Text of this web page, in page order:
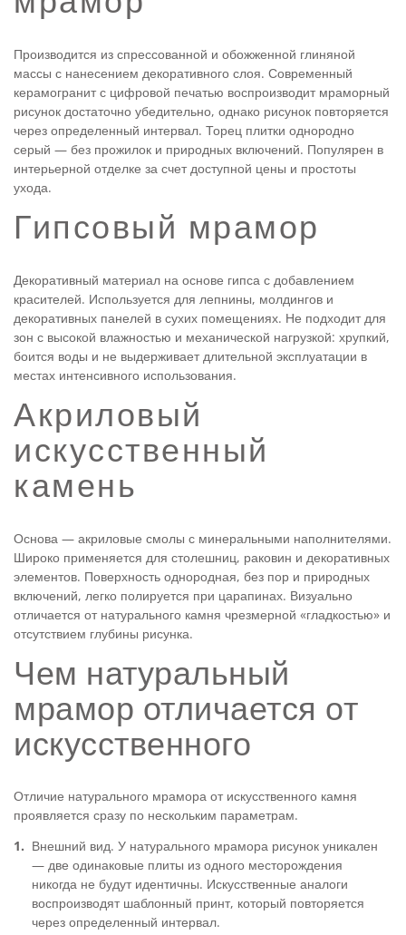
Производится из спрессованной и обожженной глиняной
массы с нанесением декоративного слоя. Современный
керамогранит с цифровой печатью воспроизводит мраморный
рисунок достаточно убедительно, однако рисунок повторяется
через определенный интервал. Торец плитки однородно
серый — без прожилок и природных включений. Популярен в
интерьерной отделке за счет доступной цены и простоты
ухода.
Гипсовый мрамор
Декоративный материал на основе гипса с добавлением
красителей. Используется для лепнины, молдингов и
декоративных панелей в сухих помещениях. Не подходит для
зон с высокой влажностью и механической нагрузкой: хрупкий,
боится воды и не выдерживает длительной эксплуатации в
местах интенсивного использования.
Акриловый
искусственный
камень
Основа — акриловые смолы с минеральными наполнителями.
Широко применяется для столешниц, раковин и декоративных
элементов. Поверхность однородная, без пор и природных
включений, легко полируется при царапинах. Визуально
отличается от натурального камня чрезмерной «гладкостью» и
отсутствием глубины рисунка.
Чем натуральный
мрамор отличается от
искусственного
Отличие натурального мрамора от искусственного камня
проявляется сразу по нескольким параметрам.
Внешний вид. У натурального мрамора рисунок уникален
— две одинаковые плиты из одного месторождения
никогда не будут идентичны. Искусственные аналоги
воспроизводят шаблонный принт, который повторяется
через определенный интервал.